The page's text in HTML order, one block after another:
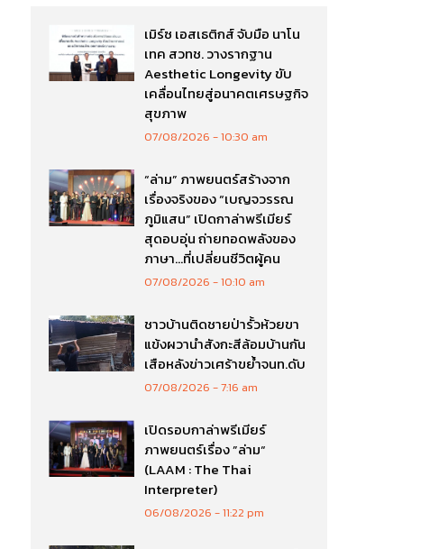
เมิร์ซ เอสเธติกส์ จับมือ นาโน
เทค สวทช. วางรากฐาน
Aesthetic Longevity ขับ
เคลื่อนไทยสู่อนาคตเศรษฐกิจ
สุขภาพ
07/08/2026 10:30 am
“ล่าม” ภาพยนตร์สร้างจาก
เรื่องจริงของ “เบญจวรรณ
ภูมิแสน” เปิดกาล่าพรีเมียร์
สุดอบอุ่น ถ่ายทอดพลังของ
ภาษา…ที่เปลี่ยนชีวิตผู้คน
07/08/2026 10:10 am
ชาวบ้านติดชายป่ารั้วห้วยขา
แข้งผวานำสังกะสีล้อมบ้านกัน
เสือหลังข่าวเศร้าขย้ำจนท.ดับ
07/08/2026 7:16 am
เปิดรอบกาล่าพรีเมียร์
ภาพยนตร์เรื่อง ”ล่าม“
(LAAM : The Thai
Interpreter)
06/08/2026 11:22 pm